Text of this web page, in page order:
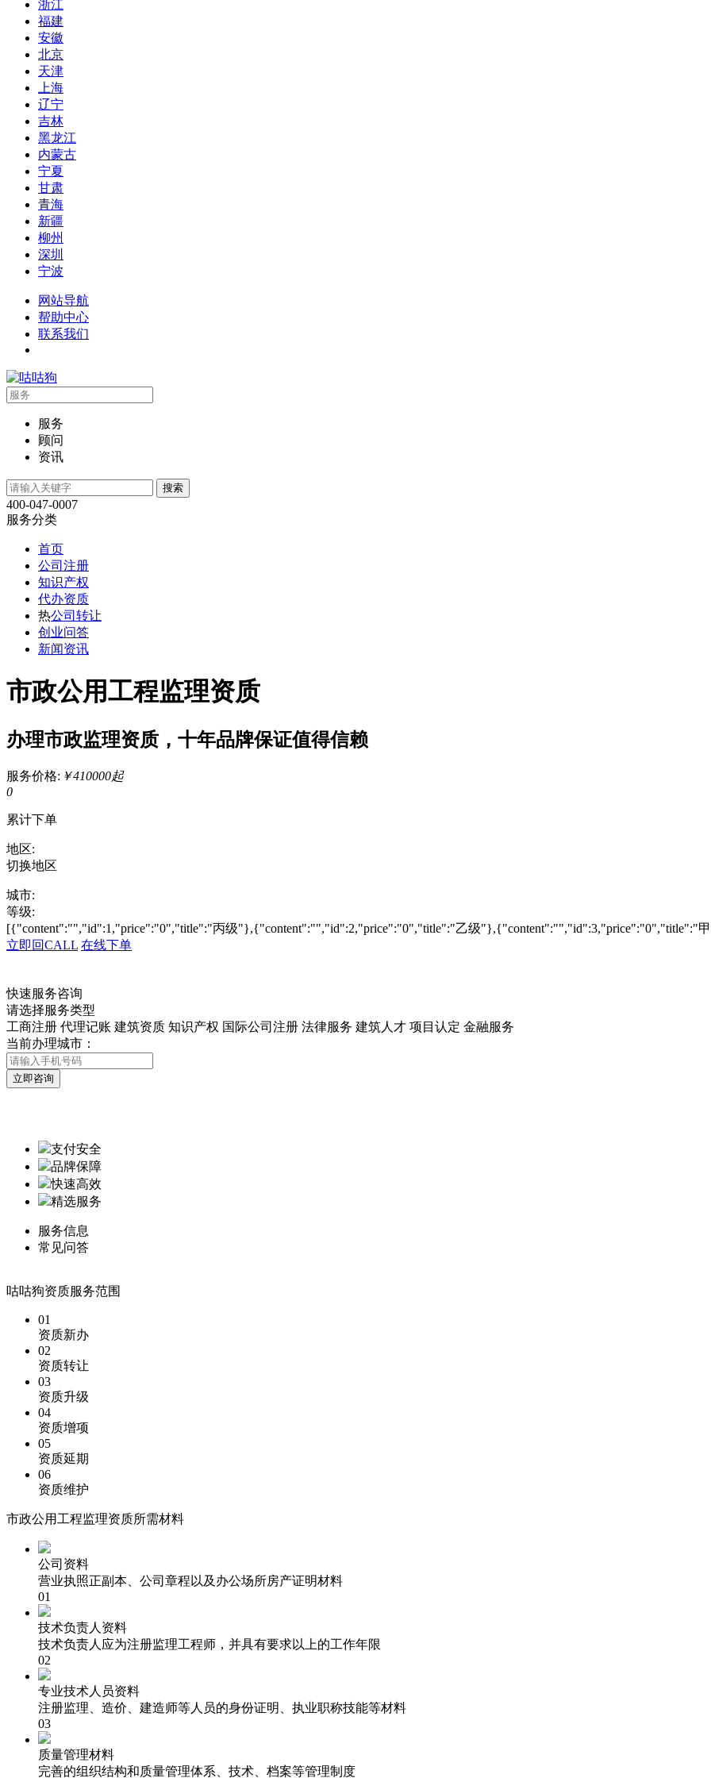
浙江
福建
安徽
北京
天津
上海
辽宁
吉林
黑龙江
内蒙古
宁夏
甘肃
青海
新疆
柳州
深圳
宁波
网站导航
帮助中心
联系我们
服务
顾问
资讯
400-047-0007
服务分类
首页
公司注册
知识产权
代办资质
热公司转让
创业问答
新闻资讯
市政公用工程监理资质
办理市政监理资质，十年品牌保证值得信赖
服务价格: ￥410000起
0
累计下单
地区:
切换地区
城市:
等级:
[{"content":"","id":1,"price":"0","title":"丙级"},{"content":"","id":2,"price":"0","title":"乙级"},{"content":"","id":3,"price":"0","title":"
立即回CALL 在线下单
快速服务咨询
请选择服务类型
工商注册 代理记账 建筑资质 知识产权 国际公司注册 法律服务 建筑人才 项目认定 金融服务
当前办理城市：
支付安全
品牌保障
快速高效
精选服务
服务信息
常见问答
咕咕狗资质服务范围
01
资质新办
02
资质转让
03
资质升级
04
资质增项
05
资质延期
06
资质维护
市政公用工程监理资质所需材料
公司资料
营业执照正副本、公司章程以及办公场所房产证明材料
01
技术负责人资料
技术负责人应为注册监理工程师，并具有要求以上的工作年限
02
专业技术人员资料
注册监理、造价、建造师等人员的身份证明、执业职称技能等材料
03
质量管理材料
完善的组织结构和质量管理体系、技术、档案等管理制度